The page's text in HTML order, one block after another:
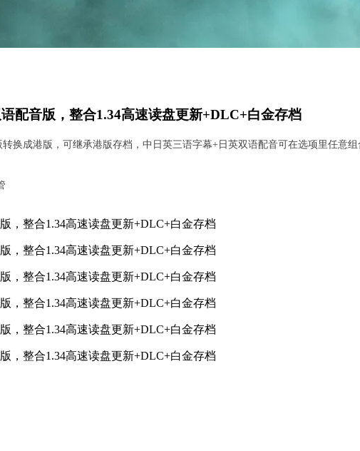
配音版，整合1.34高速读盘更新+DLC+白金存档
换成港版，可继承港版存档，中日英三语字幕+日英双语配音可在选项里任意组